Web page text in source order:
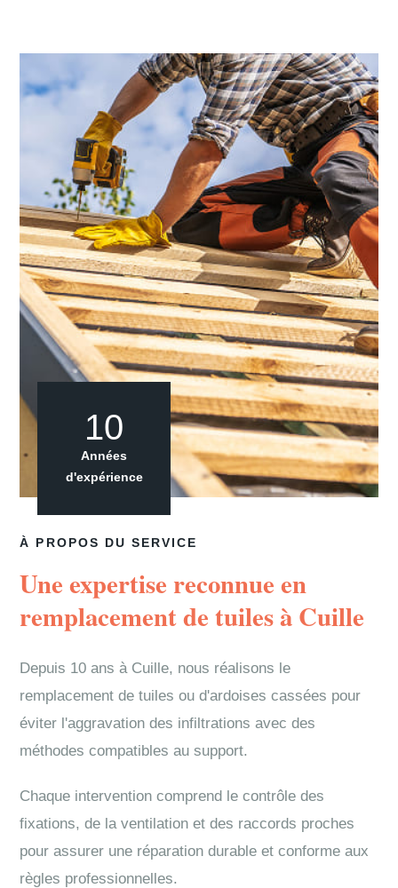
À PROPOS DU SERVICE
Une expertise reconnue en
remplacement de tuiles à Cuille
Depuis 10 ans à Cuille, nous réalisons le
remplacement de tuiles ou d'ardoises cassées pour
éviter l'aggravation des infiltrations avec des
méthodes compatibles au support.
Chaque intervention comprend le contrôle des
fixations, de la ventilation et des raccords proches
pour assurer une réparation durable et conforme aux
règles professionnelles.
10
Années
d'expérience